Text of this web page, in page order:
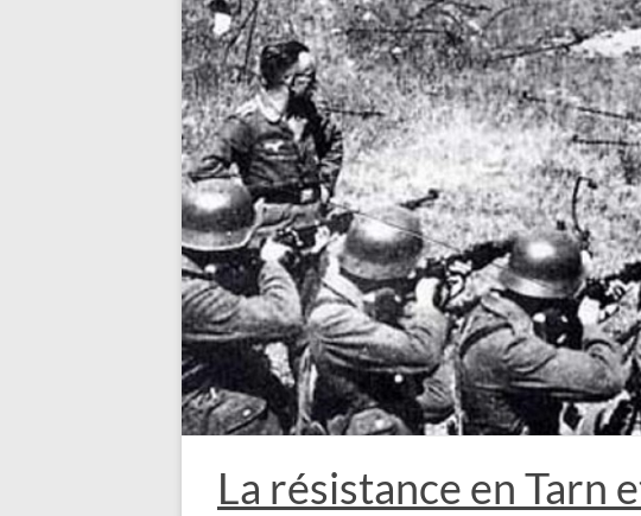
au
contenu
La résistance en Tarn